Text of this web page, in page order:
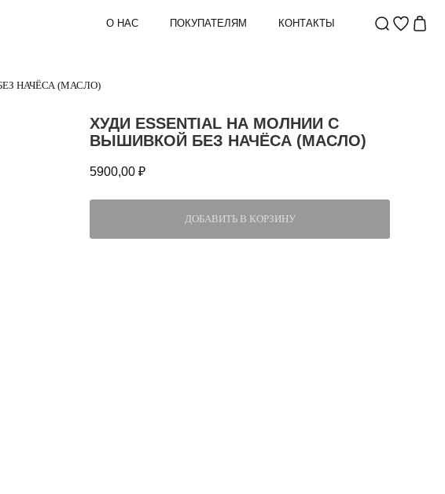
О НАС ПОКУПАТЕЛЯМ КОНТАКТЫ
НАЧЁСА (МАСЛО)
ХУДИ ESSENTIAL НА МОЛНИИ С
ВЫШИВКОЙ БЕЗ НАЧЁСА (МАСЛО)
5900,00 ₽
ДОБАВИТЬ В КОРЗИНУ